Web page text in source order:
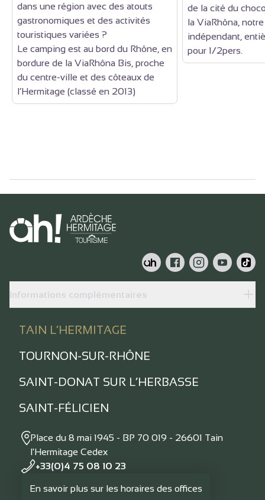
dans une région avec des atouts
gastronomiques et des activités
touristiques variées ?
Le camping est au bord du Rhône, en
bordure de la ViaRhôna Bis, proche
du centre-ville et des côteaux de
l’Hermitage (classé en 2013)
de la cité du
la ViaRhôna,
indépendant,
pour 1/2pers.
Informations complémentaires
TAIN L’HERMITAGE
TOURNON-SUR-RHÔNE
SAINT-DONAT SUR L’HERBASSE
SAINT-FÉLICIEN
Place du 8 mai 1945 - BP 70 019 - 26601 Tain
l'Hermitage Cedex
+33(0)4 75 08 10 23
En savoir plus sur les horaires des offices